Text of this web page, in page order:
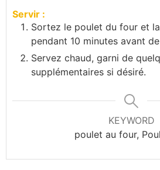
Servir :
Sortez le poulet du four et
pendant 10 minutes avant
Servez chaud, garni de
supplémentaires si désiré.
KEYWORD
poulet au four,